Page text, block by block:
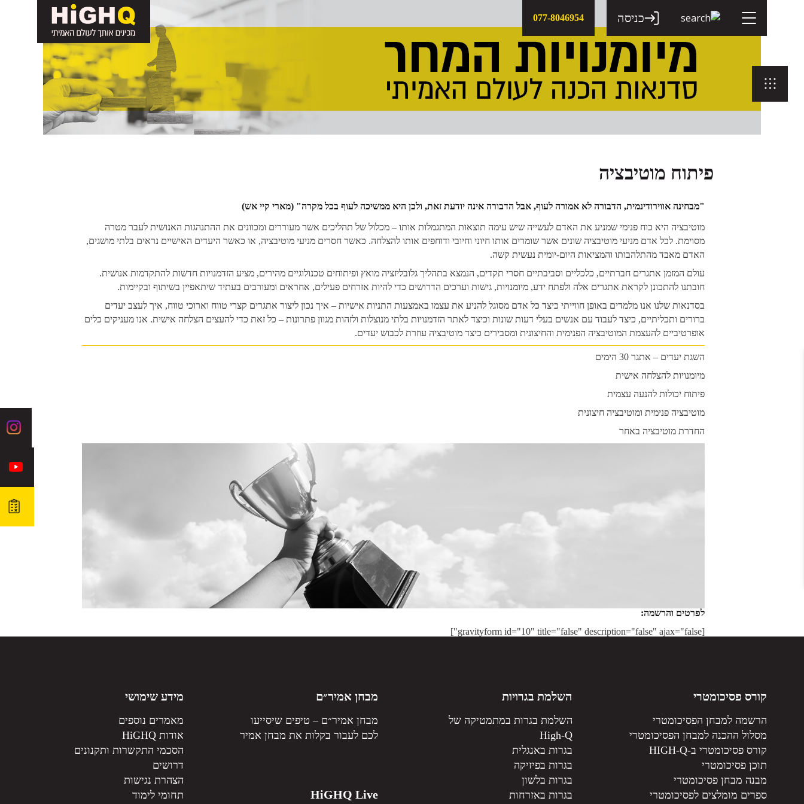
כניסה 077-8046954
פיתוח מוטיבציה
"מבחינה אווירודינמית, הדבורה לא אמורה לעוף, אבל הדבורה אינה יודעת זאת, ולכן היא ממשיכה לעוף בכל מקרה" (מארי קיי אש)
מוטיבציה היא כוח פנימי שמניע את האדם לעשייה שיש עימה תוצאות המתגמלות אותו – מכלול של תהליכים אשר מעוררים ומכוונים את ההתנהגות האנושית לעבר מטרה
מסוימת. לכל אדם מניעי מוטיבציה שונים אשר שומרים אותו חיוני וחיובי ודוחפים אותו להצלחה. כאשר חסרים מניעי מוטיבציה, או כאשר היעדים האישיים נראים בלתי מושגים,
האדם מאבד מהתלהבותו והמציאות היום-יומית נעשית קשה.
עולם המזמן אתגרים חברתיים, כלכליים וסביבתיים חסרי תקדים, הנמצא בתהליך גלובליזציה מואץ ופיתוחים טכנולוגיים מהירים, מציע הזדמנויות חדשות להתקדמות אנושית.
חובתנו להתכונן לקראת אתגרים אלה ולפתח ידע, מיומנויות, גישות וערכים הדרושים כדי להיות אזרחים פעילים, אחראים ומעורבים בעתיד שיתאפיין בשיתוף ובקיימות.
בסדנאות שלנו אנו מלמדים באופן חווייתי כיצד כל אדם מסוגל להניע את עצמו באמצעות התניות אישיות – איך נכון ליצור אתגרים קצרי טווח וארוכי טווח, איך לעצב יעדים
ברורים ותכליתיים, כיצד לעבוד עם אנשים בעלי דעות שונות וכיצד לאתר הזדמנויות בלתי מנוצלות ולזהות מגוון פתרונות – כל זאת כדי להעצים הצלחה אישית. אנו מעניקים כלים
אופרטיביים להעצמת המוטיבציה הפנימית והחיצונית ומסבירים כיצד מוטיבציה עוזרת לכבוש יעדים.
השגת יעדים – אתגר 30 הימים
מיומנויות להצלחה אישית
פיתוח יכולות להנעה עצמית
מוטיבציה פנימית ומוטיבציה חיצונית
החדרת מוטיבציה באחר
לפרטים והרשמה:
[gravityform id="10" title="false" description="false" ajax="false"]
קורס פסיכומטרי
הרשמה למבחן הפסיכומטרי
מסלול ההכנה למבחן הפסיכומטרי
קורס פסיכומטרי ב-HIGH-Q
תוכן פסיכומטרי
מבנה מבחן פסיכומטרי
ספרים מומלצים לפסיכומטרי
השלמת בגרויות
השלמת בגרות במתמטיקה של
High-Q
בגרות באנגלית
בגרות בפיזיקה
בגרות בלשון
בגרות באזרחות
מבחן אמיר״ם
מבחן אמיר״ם – טיפים שיסייעו
לכם לעבור בקלות את מבחן אמיר
HiGHQ Live
מידע שימושי
מאמרים נוספים
אודות HiGHQ
הסכמי התקשרות ותקנונים
דרושים
הצהרת נגישות
תחומי לימוד